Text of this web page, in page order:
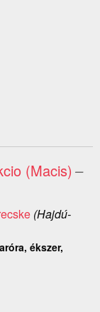
(Macis) –
(Hajdú-
ékszer,